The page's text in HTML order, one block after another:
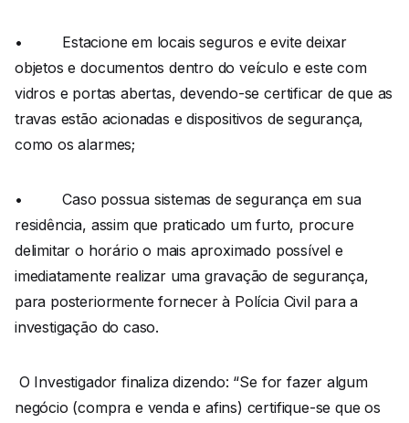
• Estacione em locais seguros e evite deixar
objetos e documentos dentro do veículo e este com
vidros e portas abertas, devendo-se certificar de que as
travas estão acionadas e dispositivos de segurança,
como os alarmes;
• Caso possua sistemas de segurança em sua
residência, assim que praticado um furto, procure
delimitar o horário o mais aproximado possível e
imediatamente realizar uma gravação de segurança,
para posteriormente fornecer à Polícia Civil para a
investigação do caso.
O Investigador finaliza dizendo: “Se for fazer algum
negócio (compra e venda e afins) certifique-se que os